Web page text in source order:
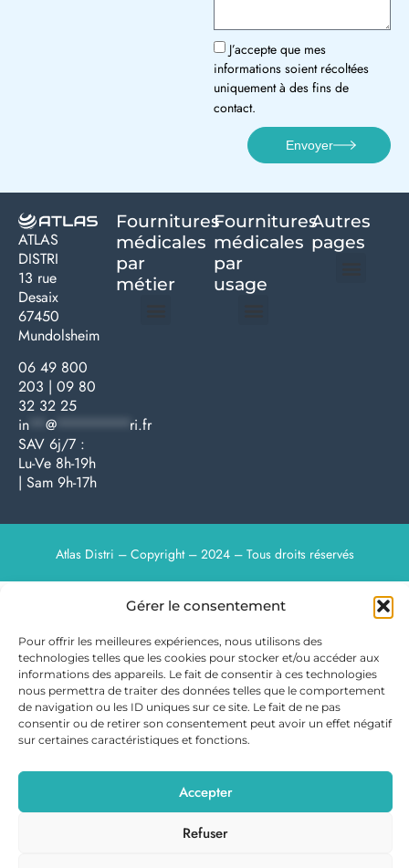
Gérer le consentement
Pour offrir les meilleures expériences, nous utilisons des
technologies telles que les cookies pour stocker et/ou accéder aux
informations des appareils. Le fait de consentir à ces technologies
nous permettra de traiter des données telles que le comportement
de navigation ou les ID uniques sur ce site. Le fait de ne pas
consentir ou de retirer son consentement peut avoir un effet négatif
sur certaines caractéristiques et fonctions.
Accepter
Refuser
J’accepte que mes
informations soient récoltées
uniquement à des fins de
contact.
Envoyer
ATLAS
DISTRI
13 rue
Desaix
67450
Mundolsheim
06 49 800
203 | 09 80
32 32 25
in
@
ri.fr
SAV 6j/7 :
Lu-Ve 8h-19h
| Sam 9h-17h
Fournitures
médicales
par
métier
Fournitures
médicales
par
usage ​
Autres
pages
Atlas Distri – Copyright – 2024 – Tous droits réservés